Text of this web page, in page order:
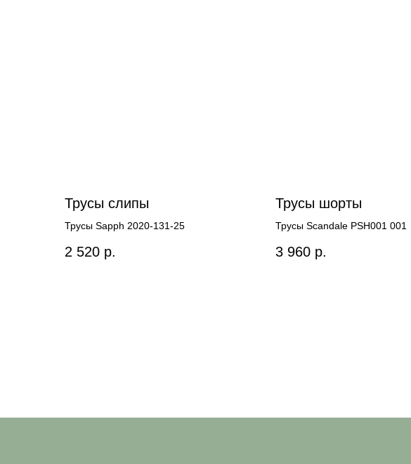
Трусы слипы
Трусы Sapph 2020-131-25
2 520 р.
Трусы шорты
Трусы Scandale PSH001 001
3 960 р.